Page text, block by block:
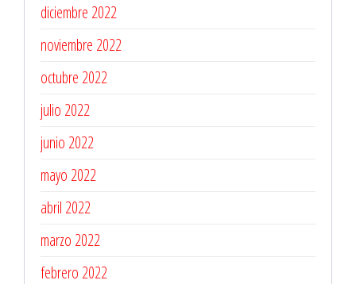
diciembre 2022
noviembre 2022
octubre 2022
julio 2022
junio 2022
mayo 2022
abril 2022
marzo 2022
febrero 2022